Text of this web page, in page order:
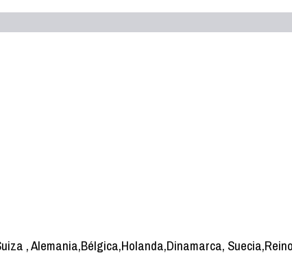
, Alemania,Bélgica,Holanda,Dinamarca, Suecia,Reino